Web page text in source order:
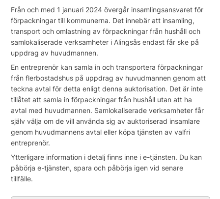
Från och med 1 januari 2024 övergår insamlingsansvaret för
förpackningar till kommunerna. Det innebär att insamling,
transport och omlastning av förpackningar från hushåll och
samlokaliserade verksamheter i Alingsås endast får ske på
uppdrag av huvudmannen.
En entreprenör kan samla in och transportera förpackningar
från flerbostadshus på uppdrag av huvudmannen genom att
teckna avtal för detta enligt denna auktorisation. Det är inte
tillåtet att samla in förpackningar från hushåll utan att ha
avtal med huvudmannen. Samlokaliserade verksamheter får
själv välja om de vill använda sig av auktoriserad insamlare
genom huvudmannens avtal eller köpa tjänsten av valfri
entreprenör.
Ytterligare information i detalj finns inne i e-tjänsten. Du kan
påbörja e-tjänsten, spara och påbörja igen vid senare
tillfälle.